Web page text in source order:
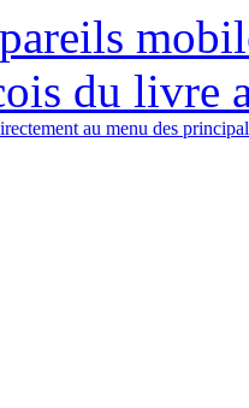
du livre
au menu des